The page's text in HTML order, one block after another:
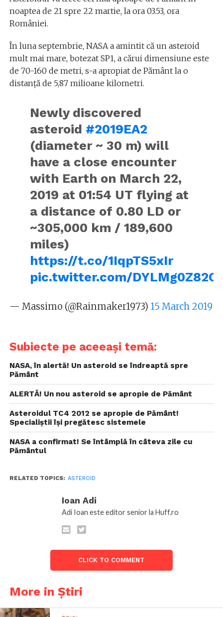
noaptea de 21 spre 22 martie, la ora 03.53, ora
României.
În luna septembrie, NASA a amintit că un asteroid
mult mai mare, botezat SP1, a cărui dimensiune este
de 70-160 de metri, s-a apropiat de Pământ la o
distanță de 5,87 milioane kilometri.
Newly discovered
asteroid #2019EA2
(diameter ~ 30 m) will
have a close encounter
with Earth on March 22,
2019 at 01:54 UT flying at
a distance of 0.80 LD or
~305,000 km / 189,600
miles)
https://t.co/1IqpTS5xIr
pic.twitter.com/DYLMg0Z82O
— Massimo (@Rainmaker1973) 15 March 2019
Subiecte pe aceeași temă:
NASA, în alertă! Un asteroid se îndreaptă spre
Pământ
ALERTĂ! Un nou asteroid se apropie de Pământ
Asteroidul TC4 2012 se apropie de Pământ!
Specialiștii își pregătesc sistemele
NASA a confirmat! Se întâmplă în câteva zile cu
Pământul
RELATED TOPICS: ASTEROID
Ioan Adi
Adi Ioan este editor senior la Huff.ro
CLICK TO COMMENT
More in Știri